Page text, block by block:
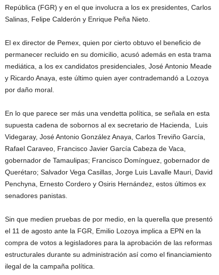
República (FGR) y en el que involucra a los ex presidentes, Carlos
Salinas, Felipe Calderón y Enrique Peña Nieto.
El ex director de Pemex, quien por cierto obtuvo el beneficio de
permanecer recluido en su domicilio, acusó además en esta trama
mediática, a los ex candidatos presidenciales, José Antonio Meade
y Ricardo Anaya, este último quien ayer contrademandó a Lozoya
por daño moral.
En lo que parece ser más una vendetta política, se señala en esta
supuesta cadena de sobornos al ex secretario de Hacienda, Luis
Videgaray, José Antonio González Anaya, Carlos Treviño García,
Rafael Caraveo, Francisco Javier García Cabeza de Vaca,
gobernador de Tamaulipas; Francisco Domínguez, gobernador de
Querétaro; Salvador Vega Casillas, Jorge Luis Lavalle Mauri, David
Penchyna, Ernesto Cordero y Osiris Hernández, estos últimos ex
senadores panistas.
Sin que medien pruebas de por medio, en la querella que presentó
el 11 de agosto ante la FGR, Emilio Lozoya implica a EPN en la
compra de votos a legisladores para la aprobación de las reformas
estructurales durante su administración así como el financiamiento
ilegal de la campaña política.